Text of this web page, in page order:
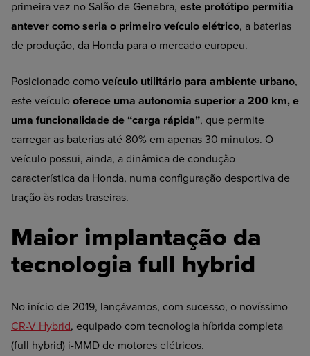
primeira vez no Salão de Genebra, este protótipo permitia
antever como seria o primeiro veículo elétrico, a baterias
de produção, da Honda para o mercado europeu.
Posicionado como veículo utilitário para ambiente urbano,
este veículo oferece uma autonomia superior a 200 km, e
uma funcionalidade de “carga rápida”, que permite
carregar as baterias até 80% em apenas 30 minutos. O
veículo possui, ainda, a dinâmica de condução
característica da Honda, numa configuração desportiva de
tração às rodas traseiras.
Maior implantação da
tecnologia full hybrid
No início de 2019, lançávamos, com sucesso, o novíssimo
CR-V Hybrid, equipado com tecnologia híbrida completa
(full hybrid) i-MMD de motores elétricos.